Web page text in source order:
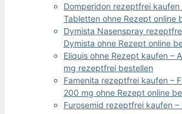
Domperidon rezeptfrei kaufen
Tabletten ohne Rezept online
Dymista Nasenspray
Dymista ohne Rezept online
Eliquis ohne Rezept kaufen –
mg rezeptfrei bestellen
Famenita rezeptfrei kaufen –
200 mg ohne Rezept online
Furosemid rezeptfrei kaufen –